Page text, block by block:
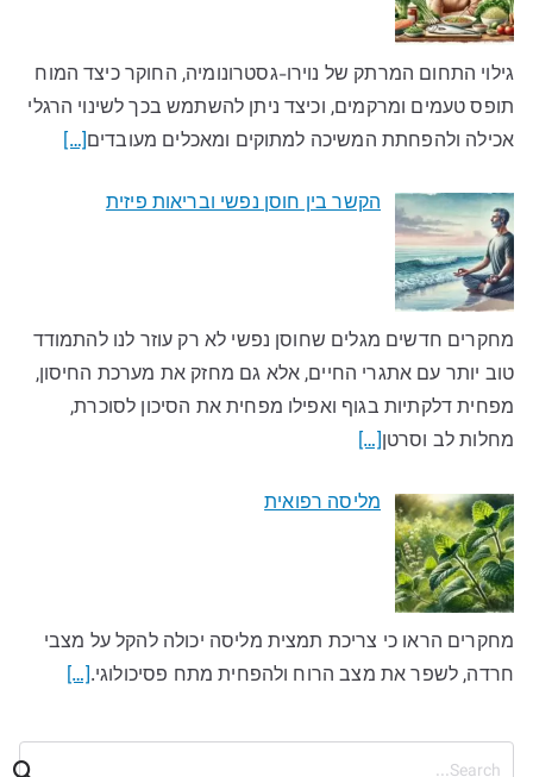
גילוי התחום המרתק של נוירו-גסטרונומיה, החוקר כיצד המוח
תופס טעמים ומרקמים, וכיצד ניתן להשתמש בכך לשינוי הרגלי
אכילה ולהפחתת המשיכה למתוקים ומאכלים מעובדים​[…]
הקשר בין חוסן נפשי ובריאות פיזית
מחקרים חדשים מגלים שחוסן נפשי לא רק עוזר לנו להתמודד
טוב יותר עם אתגרי החיים, אלא גם מחזק את מערכת החיסון,
מפחית דלקתיות בגוף ואפילו מפחית את הסיכון לסוכרת,
מחלות לב וסרטן[…]
מליסה רפואית
מחקרים הראו כי צריכת תמצית מליסה יכולה להקל על מצבי
חרדה, לשפר את מצב הרוח ולהפחית מתח פסיכולוגי.[…]